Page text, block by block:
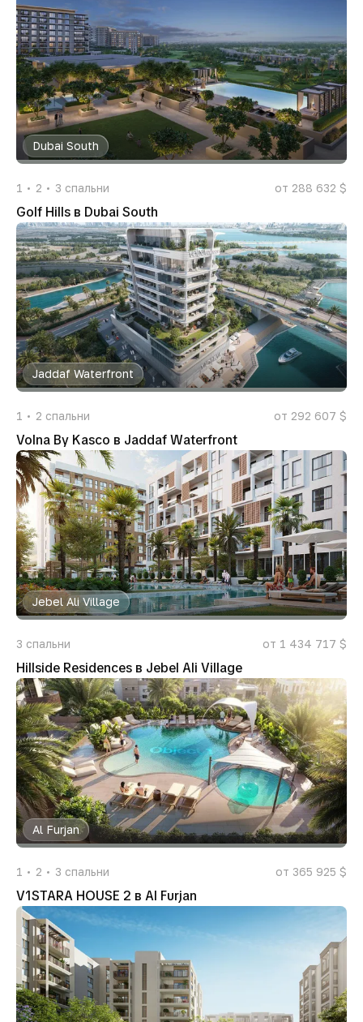
Dubai South
1 2 3 спальни от 288 632 $
Golf Hills в Dubai South
Jaddaf Waterfront
1 2 спальни от 292 607 $
Volna By Kasco в Jaddaf Waterfront
Jebel Ali Village
3 спальни от 1 434 717 $
Hillside Residences в Jebel Ali Village
Al Furjan
1 2 3 спальни от 365 925 $
V1STARA HOUSE 2 в Al Furjan